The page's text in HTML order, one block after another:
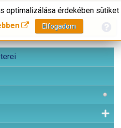
optimalizálása érdekében sütiket
Elfogadom